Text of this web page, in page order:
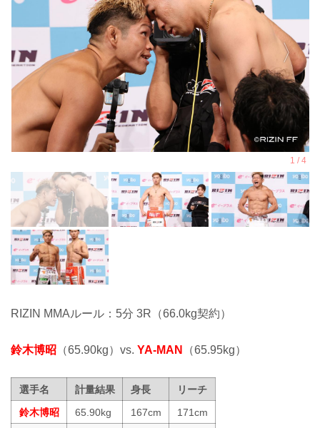
RIZIN MMAルール：5分 3R（66.0kg契約）
鈴木博昭 （65.90kg）vs. YA-MAN （65.95kg）
選手名 計量結果 身長
リーチ
鈴木博昭
65.90kg 167cm
171cm